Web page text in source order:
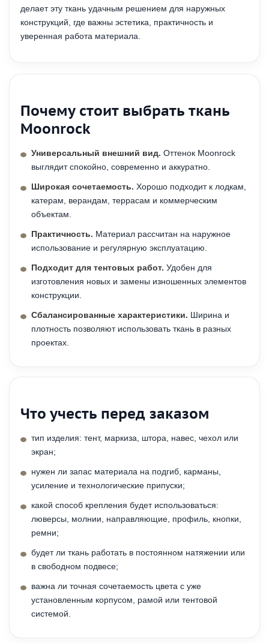
делает эту ткань удачным решением для наружных
конструкций, где важны эстетика, практичность и
уверенная работа материала.
Почему стоит выбрать ткань
Moonrock
Универсальный внешний вид. Оттенок Moonrock
выглядит спокойно, современно и аккуратно.
Широкая сочетаемость. Хорошо подходит к лодкам,
катерам, верандам, террасам и коммерческим
объектам.
Практичность. Материал рассчитан на наружное
использование и регулярную эксплуатацию.
Подходит для тентовых работ. Удобен для
изготовления новых и замены изношенных элементов
конструкции.
Сбалансированные характеристики. Ширина и
плотность позволяют использовать ткань в разных
проектах.
Что учесть перед заказом
тип изделия: тент, маркиза, штора, навес, чехол или
экран;
нужен ли запас материала на подгиб, карманы,
усиление и технологические припуски;
какой способ крепления будет использоваться:
люверсы, молнии, направляющие, профиль, кнопки,
ремни;
будет ли ткань работать в постоянном натяжении или
в свободном подвесе;
важна ли точная сочетаемость цвета с уже
установленным корпусом, рамой или тентовой
системой.